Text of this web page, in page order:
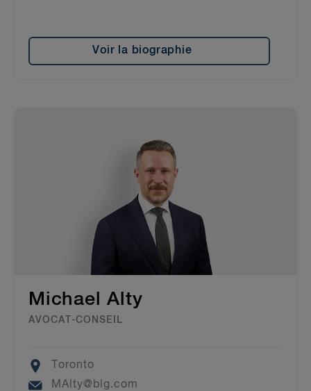
Voir la biographie
Michael Alty
AVOCAT-CONSEIL
Location
Toronto
Email
MAlty@blg.com